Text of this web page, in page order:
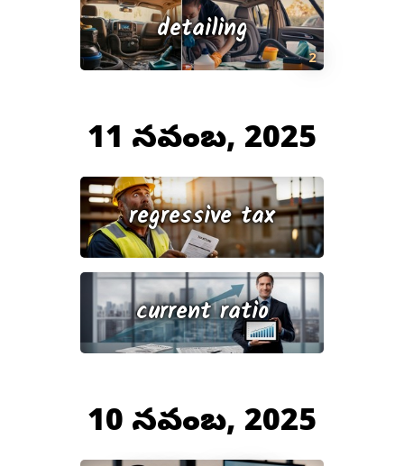
2
detailing
11 నవంబర్, 2025
regressive tax
current ratio
10 నవంబర్, 2025